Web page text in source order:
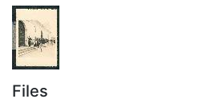
Files